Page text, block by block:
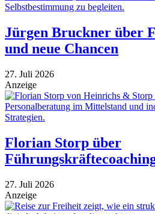
Jürgen Bruckner über
und neue Chancen
27. Juli 2026
Anzeige
Florian Storp über
27. Juli 2026
Anzeige